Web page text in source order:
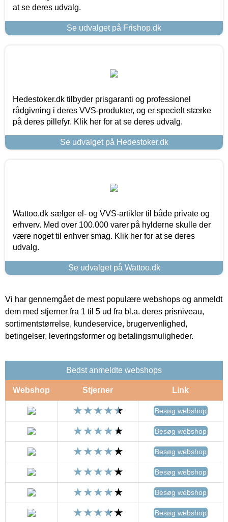
at se deres udvalg.
Se udvalget på Frishop.dk
Hedestoker.dk tilbyder prisgaranti og professionel
rådgivning i deres VVS-produkter, og er specielt stærke
på deres pillefyr. Klik her for at se deres udvalg.
Se udvalget på Hedestoker.dk
Wattoo.dk sælger el- og VVS-artikler til både private og
erhverv. Med over 100.000 varer på hylderne skulle der
være noget til enhver smag. Klik her for at se deres
udvalg.
Se udvalget på Wattoo.dk
Vi har gennemgået de mest populære webshops og anmeldt
dem med stjerner fra 1 til 5 ud fra bl.a. deres prisniveau,
sortimentstørrelse, kundeservice, brugervenlighed,
betingelser, leveringsformer og betalingsmuligheder.
Bedst anmeldte webshops
Webshop Stjerner Link
Besøg webshop
Besøg webshop
Besøg webshop
Besøg webshop
Besøg webshop
Besøg webshop